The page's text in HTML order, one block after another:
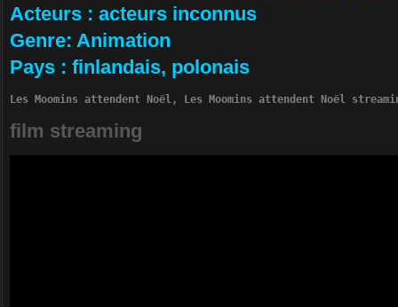
Ac­teurs : acteurs inconnus
Ge­nre: Animation
Pa­ys : finlandais, polonais
Les Moomins attendent Noël, Les Moomins attendent Noël
film streaming